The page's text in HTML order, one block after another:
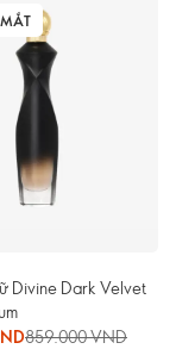
Divine Dark Velvet
859.000 VND